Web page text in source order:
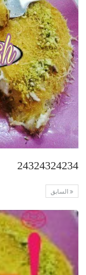
24324324234
السابق